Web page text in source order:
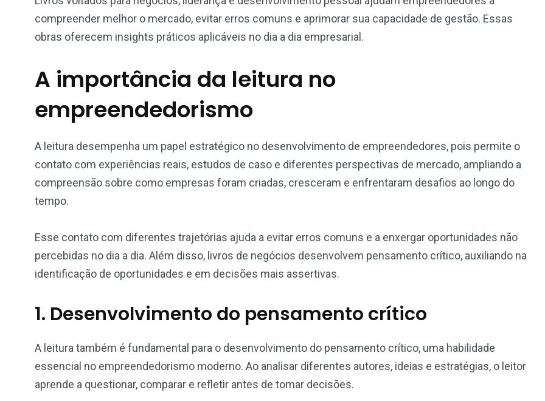
compreender melhor o mercado, evitar erros comuns e aprimorar sua capacidade de gestão. Essas
obras oferecem insights práticos aplicáveis no dia a dia empresarial.
A importância da leitura no
empreendedorismo
A leitura desempenha um papel estratégico no desenvolvimento de empreendedores, pois permite o
contato com experiências reais, estudos de caso e diferentes perspectivas de mercado, ampliando a
compreensão sobre como empresas foram criadas, cresceram e enfrentaram desafios ao longo do
tempo.
Esse contato com diferentes trajetórias ajuda a evitar erros comuns e a enxergar oportunidades não
percebidas no dia a dia. Além disso, livros de negócios desenvolvem pensamento crítico, auxiliando na
identificação de oportunidades e em decisões mais assertivas.
1. Desenvolvimento do pensamento crítico
A leitura também é fundamental para o desenvolvimento do pensamento crítico, uma habilidade
essencial no empreendedorismo moderno. Ao analisar diferentes autores, ideias e estratégias, o leitor
aprende a questionar, comparar e refletir antes de tomar decisões.